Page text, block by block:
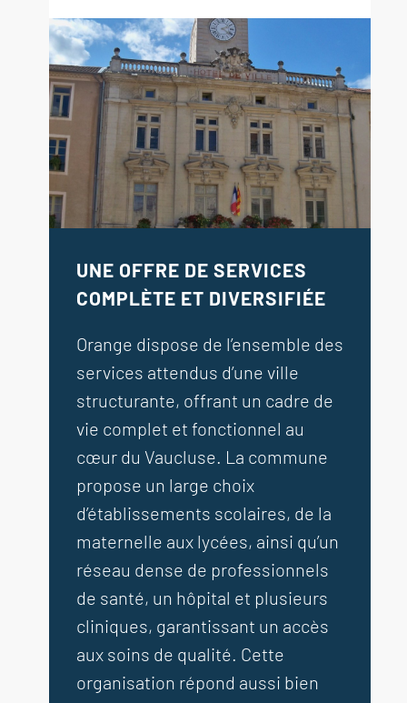
UNE OFFRE DE SERVICES
COMPLÈTE ET DIVERSIFIÉE
Orange dispose de l’ensemble des
services attendus d’une ville
structurante, offrant un cadre de
vie complet et fonctionnel au
cœur du Vaucluse. La commune
propose un large choix
d’établissements scolaires, de la
maternelle aux lycées, ainsi qu’un
réseau dense de professionnels
de santé, un hôpital et plusieurs
cliniques, garantissant un accès
aux soins de qualité. Cette
organisation répond aussi bien